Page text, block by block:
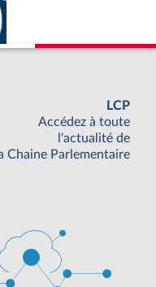
LCP
Accédez à toute
l'actualité de
Chaine Parlementaire